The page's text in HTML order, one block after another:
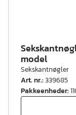
model
Sekskantnøgler
Art. nr.:339685
Pakkeenheder: